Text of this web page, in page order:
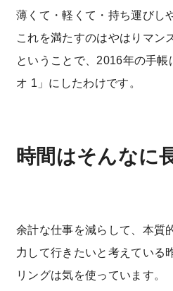
薄くて・軽くて・持ち運びし
これを満たすのはやはりマン
ということで、2016年の手帳
オ 1」にしたわけです。
時間はそんなに
余計な仕事を減らして、本質
力して行きたいと考えている
リングは気を使っています。